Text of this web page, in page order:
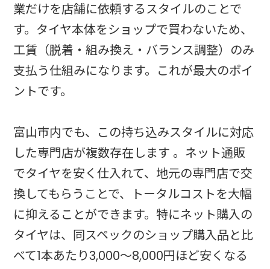
業だけを店舗に依頼するスタイルのことで
す。タイヤ本体をショップで買わないため、
工賃（脱着・組み換え・バランス調整）のみ
支払う仕組みになります。これが最大のポイ
ントです。
富山市内でも、この持ち込みスタイルに対応
した専門店が複数存在します 。ネット通販
でタイヤを安く仕入れて、地元の専門店で交
換してもらうことで、トータルコストを大幅
に抑えることができます。特にネット購入の
タイヤは、同スペックのショップ購入品と比
べて1本あたり3,000〜8,000円ほど安くなる